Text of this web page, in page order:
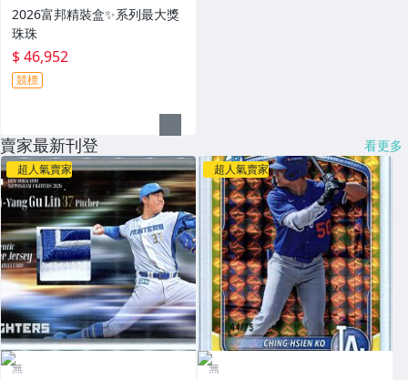
2026富邦精裝盒✨系列最大獎
珠珠
$ 46,952
競標
賣家最新刊登 看更多
超人氣賣家
無
超人氣賣家
無